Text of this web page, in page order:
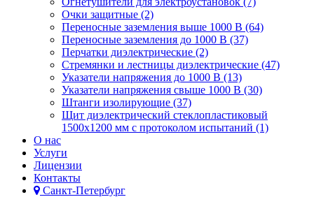
Очки защитные (2)
Переносные заземления выше 1000 В (64)
Переносные заземления до 1000 В (37)
Перчатки диэлектрические (2)
Стремянки и лестницы диэлектрические (47)
Указатели напряжения до 1000 В (13)
Указатели напряжения свыше 1000 В (30)
Штанги изолирующие (37)
Щит диэлектрический стеклопластиковый
1500х1200 мм с протоколом испытаний (1)
О нас
Услуги
Лицензии
Контакты
Санкт-Петербург